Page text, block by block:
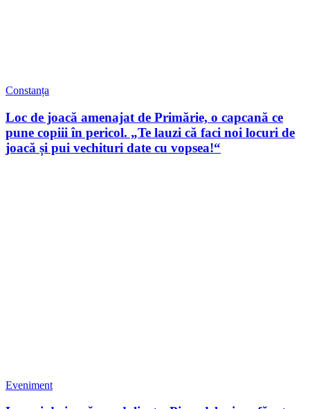
Constanța
Loc de joacă amenajat de Primărie, o capcană ce
pune copiii în pericol. „Te lauzi că faci noi locuri de
joacă și pui vechituri date cu vopsea!“
Eveniment